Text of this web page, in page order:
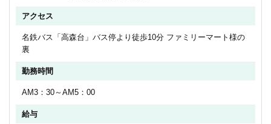
アクセス
名鉄バス「高森台」バス停より徒歩10分 ファミリーマート様の
裏
勤務時間
AM3：30～AM5：00
給与